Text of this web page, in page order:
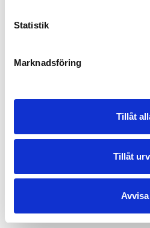
Statistik
Marknadsföring
Tillåt
Tillåt
Avvisa